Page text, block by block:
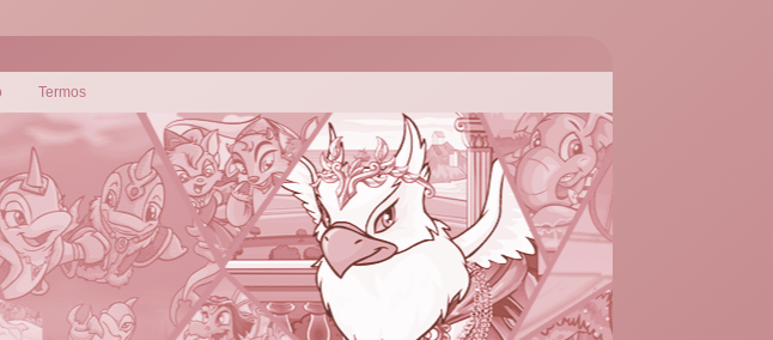
Termos